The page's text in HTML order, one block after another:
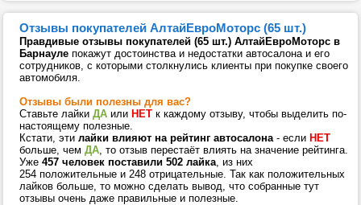
Отзывы покупателей АлтайЕвроМоторс (65 шт.)
Правдивые отзывы покупателей (65 шт.) АлтайЕвроМоторс в
Барнауле покажут достоинства и недостатки автосалона и его
сотрудников, с которыми столкнулись клиенты при покупке своего
автомобиля.
Отзывы были полезны для вас?
Ставьте лайки ДА или НЕТ к каждому отзыву, чтобы выделить по-
настоящему полезные.
Кстати, эти лайки влияют на рейтинг автосалона- если НЕТ
больше, чем ДА, то отзыв перестаёт влиять на значение рейтинга.
Уже 457 человек поставили 502 лайка, из них
254 положительные и 248 отрицательные. Так как положительных
лайков больше, то можно сделать вывод, что собранные тут
отзывы очень даже правильные и полезные.